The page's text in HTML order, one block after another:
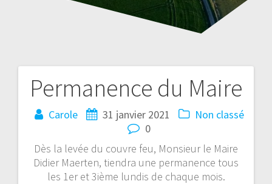
Permanence du Maire
Carole 31 janvier 2021
Non classé
0
Dès la levée du couvre feu, Monsieur le Maire
Didier Maerten, tiendra une permanence tous
les 1er et 3ième lundis de chaque mois.
Navigation
de
l’article